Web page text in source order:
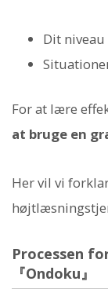
Dit
For at lære
at bruge en
Her vil vi
Processen
『Ondoku』